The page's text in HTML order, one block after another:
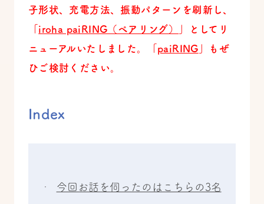
子形状、充電方法、振動パターンを刷新し、
iroha paiRING（ペアリング）
」としてリ
ニューアルいたしました。「 paiRING 」もぜ
ひご検討ください。
Index
今回お話を伺ったのはこちらの3名